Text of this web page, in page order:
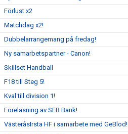
Förlust x2
Matchdag x2!
Dubbelarrangemang på fredag!
Ny samarbetspartner - Canon!
Skillset Handball
F18 till Steg 5!
Kval till division 1!
Föreläsning av SEB Bank!
VästeråsIrsta HF i samarbete med GeBlod!